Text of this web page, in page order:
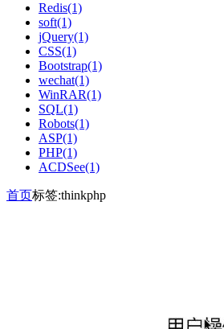
Redis(1)
soft(1)
jQuery(1)
CSS(1)
Bootstrap(1)
wechat(1)
WinRAR(1)
SQL(1)
Robots(1)
ASP(1)
PHP(1)
ACDSee(1)
首页标签:thinkphp